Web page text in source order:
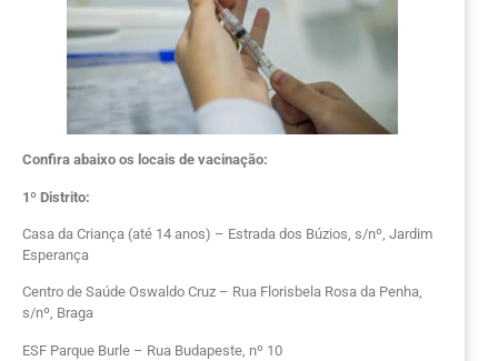
Confira abaixo os locais de vacinação:
1º Distrito:
Casa da Criança (até 14 anos) – Estrada dos Búzios, s/nº, Jardim
Esperança
Centro de Saúde Oswaldo Cruz – Rua Florisbela Rosa da Penha,
s/nº, Braga
ESF Parque Burle – Rua Budapeste, nº 10